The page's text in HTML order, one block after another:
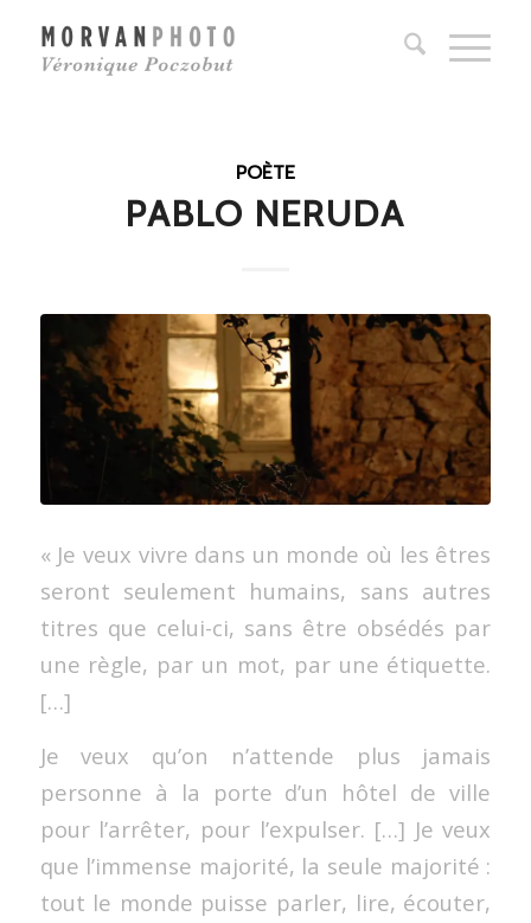
POÈTE
PABLO NERUDA
« Je veux vivre dans un monde où les êtres
seront seulement humains, sans autres
titres que celui-ci, sans être obsédés par
une règle, par un mot, par une étiquette.
[…]
Je veux qu’on n’attende plus jamais
personne à la porte d’un hôtel de ville
pour l’arrêter, pour l’expulser. […] Je veux
que l’immense majorité, la seule majorité :
tout le monde puisse parler, lire, écouter,